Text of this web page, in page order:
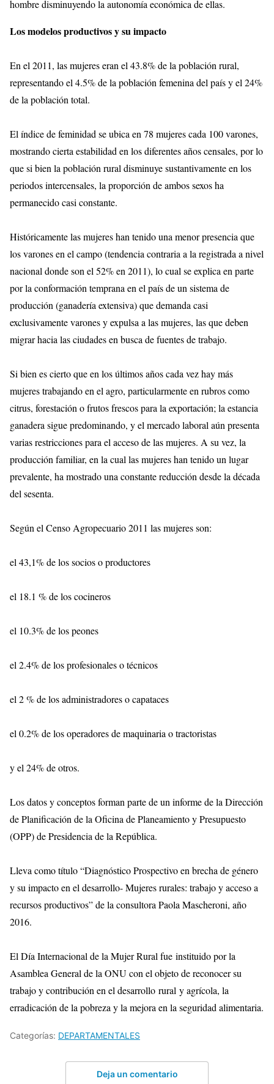
hombre disminuyendo la autonomía económica de ellas.
Los modelos productivos y su impacto
En el 2011, las mujeres eran el 43.8% de la población rural,
representando el 4.5% de la población femenina del país y el 24%
de la población total.
El índice de feminidad se ubica en 78 mujeres cada 100 varones,
mostrando cierta estabilidad en los diferentes años censales, por lo
que si bien la población rural disminuye sustantivamente en los
periodos intercensales, la proporción de ambos sexos ha
permanecido casi constante.
Históricamente las mujeres han tenido una menor presencia que
los varones en el campo (tendencia contraria a la registrada a nivel
nacional donde son el 52% en 2011), lo cual se explica en parte
por la conformación temprana en el país de un sistema de
producción (ganadería extensiva) que demanda casi
exclusivamente varones y expulsa a las mujeres, las que deben
migrar hacia las ciudades en busca de fuentes de trabajo.
Si bien es cierto que en los últimos años cada vez hay más
mujeres trabajando en el agro, particularmente en rubros como
citrus, forestación o frutos frescos para la exportación; la estancia
ganadera sigue predominando, y el mercado laboral aún presenta
varias restricciones para el acceso de las mujeres. A su vez, la
producción familiar, en la cual las mujeres han tenido un lugar
prevalente, ha mostrado una constante reducción desde la década
del sesenta.
Según el Censo Agropecuario 2011 las mujeres son:
el 43,1% de los socios o productores
el 18.1 % de los cocineros
el 10.3% de los peones
el 2.4% de los profesionales o técnicos
el 2 % de los administradores o capataces
el 0.2% de los operadores de maquinaria o tractoristas
y el 24% de otros.
Los datos y conceptos forman parte de un informe de la Dirección
de Planificación de la Oficina de Planeamiento y Presupuesto
(OPP) de Presidencia de la República.
Lleva como título “Diagnóstico Prospectivo en brecha de género
y su impacto en el desarrollo- Mujeres rurales: trabajo y acceso a
recursos productivos” de la consultora Paola Mascheroni, año
2016.
El Día Internacional de la Mujer Rural fue instituido por la
Asamblea General de la ONU con el objeto de reconocer su
trabajo y contribución en el desarrollo rural y agrícola, la
erradicación de la pobreza y la mejora en la seguridad alimentaria.
Categorías: DEPARTAMENTALES
Deja un comentario